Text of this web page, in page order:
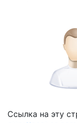
Ссылка на эту